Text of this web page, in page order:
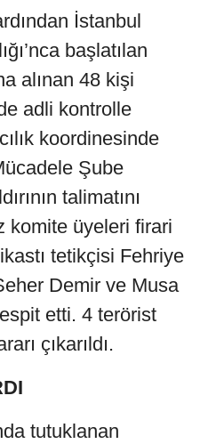
İstanbul
başlatılan
alınan 48 kişi
adli kontrolle
koordinesinde
Şube
talimatını
komite üyeleri firari
tetikçisi Fehriye
Demir ve Musa
etti. 4 terörist
çıkarıldı.
tutuklanan